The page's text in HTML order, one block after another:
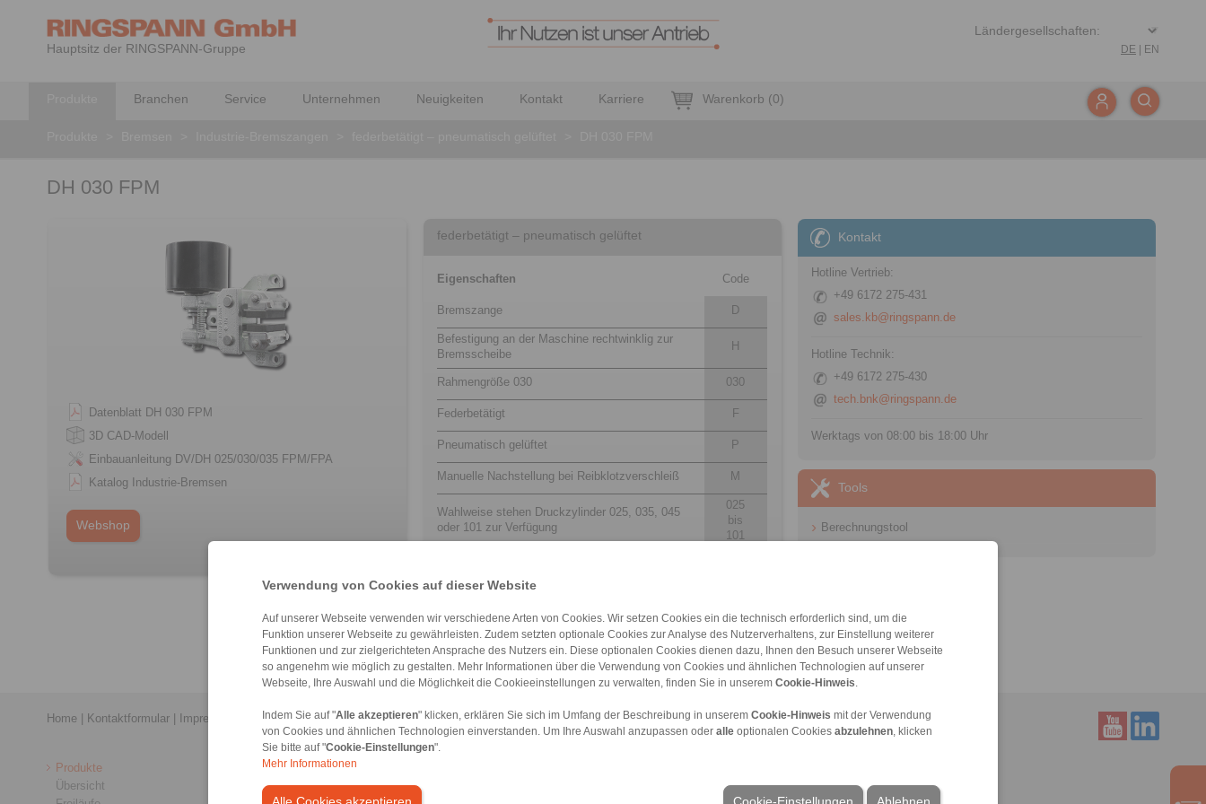
Verwendung von Cookies auf dieser Website
Auf unserer Webseite verwenden wir verschiedene Arten von Cookies. Wir setzen Cookies ein die technisch erforderlich sind, um die
Funktion unserer Webseite zu gewährleisten. Zudem setzten optionale Cookies zur Analyse des Nutzerverhaltens, zur Einstellung weiterer
Funktionen und zur zielgerichteten Ansprache des Nutzers ein. Diese optionalen Cookies dienen dazu, Ihnen den Besuch unserer Webseite
so angenehm wie möglich zu gestalten. Mehr Informationen über die Verwendung von Cookies und ähnlichen Technologien auf unserer
Webseite, Ihre Auswahl und die Möglichkeit die Cookieeinstellungen zu verwalten, finden Sie in unserem Cookie-Hinweis
Indem Sie auf "Alle akzeptieren" klicken, erklären Sie sich im Umfang der Beschreibung in unserem Cookie-Hinweis mit der Verwendung
von Cookies und ähnlichen Technologien einverstanden. Um Ihre Auswahl anzupassen oder alle optionalen Cookies abzulehnen , klicken
Sie bitte auf "Cookie-Einstellungen".
Mehr Informationen
Hauptsitz der RINGSPANN-Gruppe DE EN
Branchen Service Unternehmen Neuigkeiten Kontakt Karriere Warenkorb (0)
DH 030 FPM
Datenblatt DH 030 FPM
3D CAD-Modell
Einbauanleitung DV/DH 025/030/035 FPM/FPA
Katalog Industrie-Bremsen
Webshop
federbetätigt – pneumatisch gelüftet
Eigenschaften Code
Bremszange D
Befestigung an der Maschine rechtwinklig zur
Bremsscheibe
H
Rahmengröße 030 030
Federbetätigt F
Pneumatisch gelüftet P
Manuelle Nachstellung bei Reibklotzverschleiß M
Wahlweise stehen Druckzylinder 025, 035, 045
oder 101 zur Verfügung
025
bis
101
25
Kontakt
Hotline Vertrieb:
+49 6172 275-431
sales.kb@ringspann.de
Hotline Technik:
+49 6172 275-430
tech.bnk@ringspann.de
Werktags von 08:00 bis 18:00 Uhr
Tools
Berechnungstool
Home Kontaktformular Impressum Datenschutzerklärung|Allgemeine Verkaufsbedingungen|Hinweisgeberplattform|Login
Produkte
Übersicht
Downloads